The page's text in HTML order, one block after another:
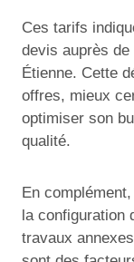
Ces tarifs
devis auprès
Étienne. Cette
offres, mieux
optimiser son
qualité.
En
la configuration
travaux